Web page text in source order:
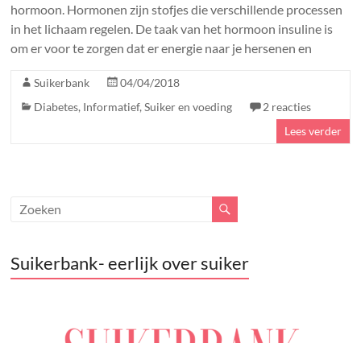
hormoon. Hormonen zijn stofjes die verschillende processen
in het lichaam regelen. De taak van het hormoon insuline is
om er voor te zorgen dat er energie naar je hersenen en
Suikerbank
04/04/2018
Diabetes, Informatief,Suiker en voeding
2 reacties
Lees verder
Suikerbank- eerlijk over suiker